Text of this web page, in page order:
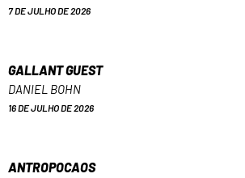
7 DE JULHO DE 2026
GALLANT GUEST
DANIEL BOHN
16 DE JULHO DE 2026
ANTROPOCAOS